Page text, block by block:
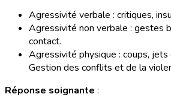
Agressivité verbale : critiques,
Agressivité non verbale : gestes
contact.
Agressivité physique : coups,
Gestion des conflits et de la
Réponse soignante :